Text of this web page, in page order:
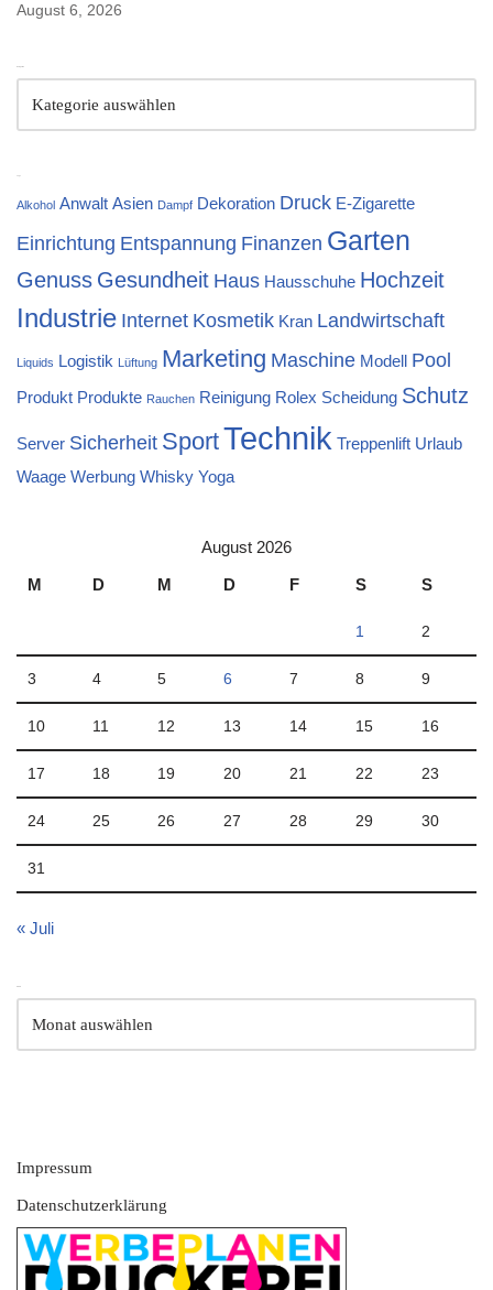
August 6, 2026
Alkohol Anwalt Asien Dampf Dekoration Druck E-Zigarette
Einrichtung Entspannung Finanzen Garten
Genuss Gesundheit Haus Hausschuhe Hochzeit
Industrie Internet Kosmetik Kran Landwirtschaft
Liquids Logistik Lüftung Marketing Maschine Modell Pool
Produkt Produkte Rauchen Reinigung Rolex Scheidung Schutz
Server Sicherheit SportTechnik Treppenlift Urlaub
Waage Werbung Whisky Yoga
August 2026
M
D M D F S S
1 2
3 4 5 6 7 8 9
10 11 12 13 14 15 16
17 18 19 20 21 22 23
24 25 26 27 28 29 30
31
« Juli
Impressum
Datenschutzerklärung